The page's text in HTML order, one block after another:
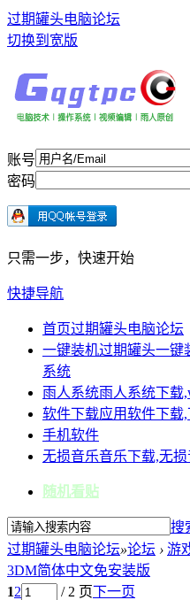
过期罐头电脑论坛
切换到宽版
账号
密码
只需一步，快速开始
快捷导航
首页过期罐头电脑论坛
一键装机过期罐头一键
系统
雨人系统雨人系统下载
软件下载应用软件下载
手机软件
无损音乐音乐下载,无损
随机看贴
搜
过期罐头电脑论坛»论坛 › 游
3DM简体中文免安装版
12 / 2 页下一页